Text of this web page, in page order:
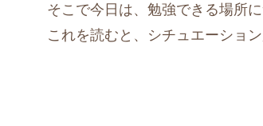
そこで今日は、勉強できる場所
これを読むと、シチュエーショ